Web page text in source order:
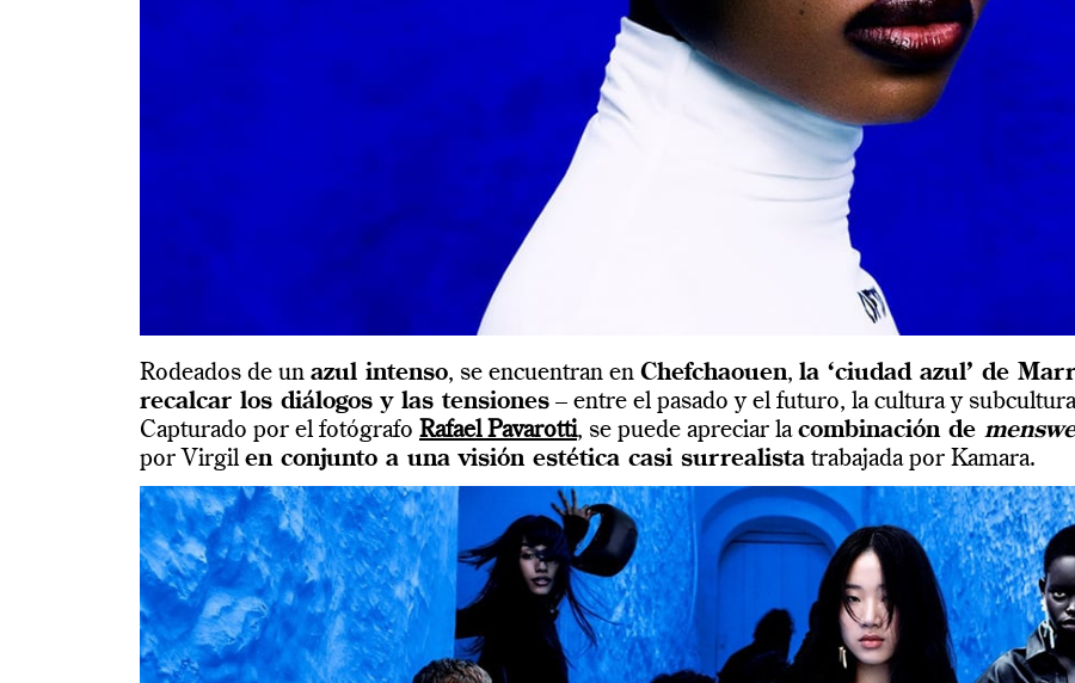
Rodeados de un azul intenso, se encuentran en Chefchaouen, la ‘ciudad azul’ de
recalcar los diálogos y las tensiones – entre el pasado y el futuro, la cultura y
Capturado por el fotógrafo Rafael Pavarotti, se puede apreciar la combinación de
por Virgil en conjunto a una visión estética casi surrealista trabajada por Kamara.